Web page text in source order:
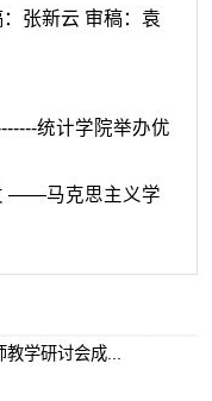
：张新云 审稿：袁
统计学院举办优
——马克思主义学
教学研讨会成...